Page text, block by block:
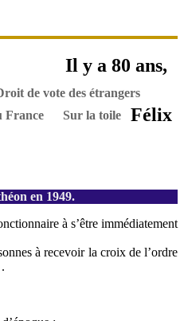
de vote des étrangers
France Sur la toile
Il y a 80 ans,
Félix
en 1949.
à s’être immédiatement
à recevoir la croix de l’ordre